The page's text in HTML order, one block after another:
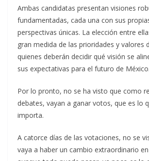
Ambas candidatas presentan visiones
fundamentadas, cada una con sus
perspectivas únicas. La elección entre
gran medida de las prioridades y valores
quienes deberán decidir qué visión se
sus expectativas para el futuro de México.
Por lo pronto, no se ha visto que como
debates, vayan a ganar votos, que es lo
importa.
A catorce días de las votaciones, no se
vaya a haber un cambio extraordinario